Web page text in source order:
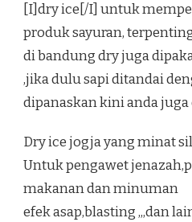
[I]dry ice[/I] untuk
produk sayuran,
di bandung dry juga
,jika dulu sapi ditandai
dipanaskan kini anda juga
Dry ice jogja yang minat
Untuk pengawet
makanan dan minuman
efek asap,blasting ,,,dan